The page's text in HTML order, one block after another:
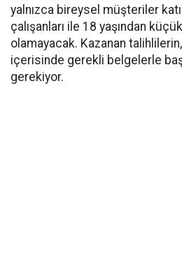
yalnızca bireysel müşteriler
çalışanları ile 18 yaşından
olamayacak. Kazanan
içerisinde gerekli belgelerle
gerekiyor.